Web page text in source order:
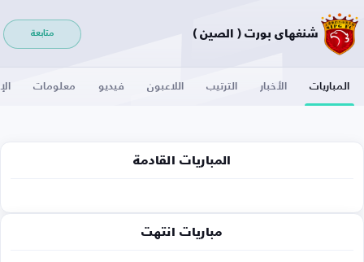
شنغهاي بورت ( الصين ) متابعة
المباريات الأخبار الترتيب اللاعبون فيديو معلومات
المباريات القادمة
مباريات انتهت